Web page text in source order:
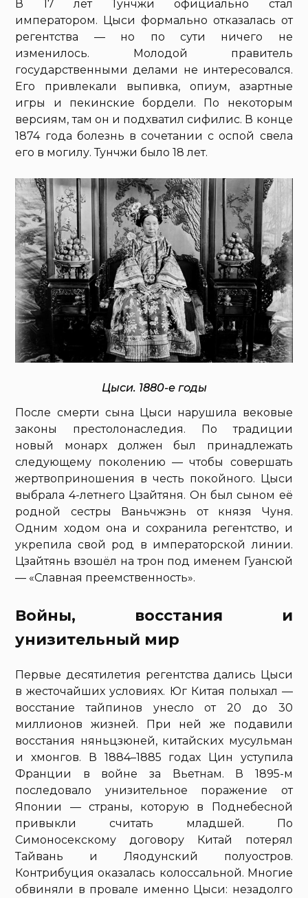
В 17 лет Тунчжи официально стал
императором. Цыси формально отказалась от
регентства — но по сути ничего не
изменилось. Молодой правитель
государственными делами не интересовался.
Его привлекали выпивка, опиум, азартные
игры и пекинские бордели. По некоторым
версиям, там он и подхватил сифилис. В конце
1874 года болезнь в сочетании с оспой свела
его в могилу. Тунчжи было 18 лет.
Цыси. 1880-е годы
После смерти сына Цыси нарушила вековые
законы престолонаследия. По традиции
новый монарх должен был принадлежать
следующему поколению — чтобы совершать
жертвоприношения в честь покойного. Цыси
выбрала 4-летнего Цзайтяня. Он был сыном её
родной сестры Ваньчжэнь от князя Чуня.
Одним ходом она и сохранила регентство, и
укрепила свой род в императорской линии.
Цзайтянь взошёл на трон под именем Гуансюй
— «Славная преемственность».
Войны, восстания и
унизительный мир
Первые десятилетия регентства дались Цыси
в жесточайших условиях. Юг Китая полыхал —
восстание тайпинов унесло от 20 до 30
миллионов жизней. При ней же подавили
восстания няньцзюней, китайских мусульман
и хмонгов. В 1884–1885 годах Цин уступила
Франции в войне за Вьетнам. В 1895-м
последовало унизительное поражение от
Японии — страны, которую в Поднебесной
привыкли считать младшей. По
Симоносекскому договору Китай потерял
Тайвань и Ляодунский полуостров.
Контрибуция оказалась колоссальной. Многие
обвиняли в провале именно Цыси: незадолго